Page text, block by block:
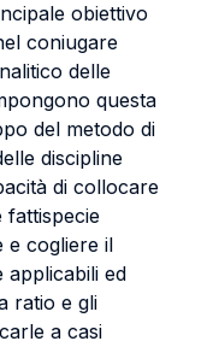
obiettivo
coniugare
delle
questa
del metodo di
discipline
di collocare
fattispecie
e cogliere il
applicabili ed
ratio e gli
a casi